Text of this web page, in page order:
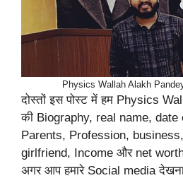
Physics Wallah Alakh
दोस्तों इस पोस्ट में हम Physics
की Biography, real name,
Parents, Profession,
girlfriend, Income और net worth
अगर आप हमारे Social media